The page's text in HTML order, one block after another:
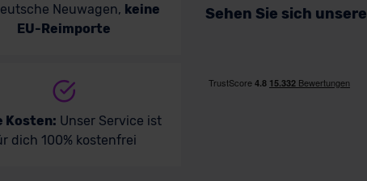
Neuwagen, keine
EU-Reimporte
Kosten: Unser Service ist
dich 100% kostenfrei
Sehen Sie sich